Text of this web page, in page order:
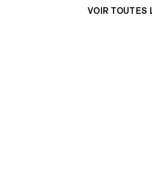
photographique. L'idée est de
types d'engagement possibles avec
VOIR TOUTES